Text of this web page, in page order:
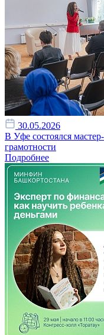
30.05.2026
В Уфе состоялся
грамотности
Подробнее